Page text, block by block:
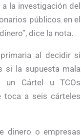
la investigación del
públicos en el
dice la nota.
al decidir si
si la supuesta mala
un Cártel u TCOs
toca a seis cárteles
dinero o empresas